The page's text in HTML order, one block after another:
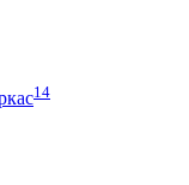
14